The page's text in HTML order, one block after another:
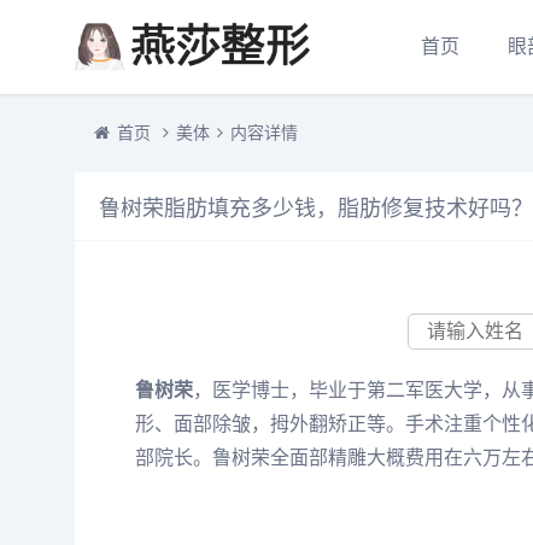
首页 眼
首页 美体 内容详情
鲁树荣脂肪填充多少钱，脂肪修复技术好吗？
鲁树荣，医学博士，毕业于第二军医大学，
形、面部除皱，拇外翻矫正等。手术注重个
部院长。鲁树荣全面部精雕大概费用在六万左